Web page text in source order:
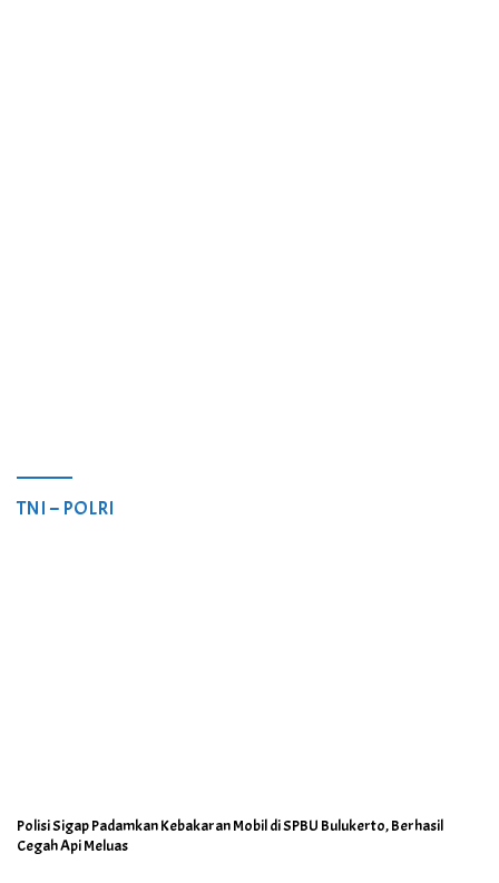
TNI – POLRI
Polisi Sigap Padamkan Kebakaran Mobil di SPBU Bulukerto, Berhasil
Cegah Api Meluas